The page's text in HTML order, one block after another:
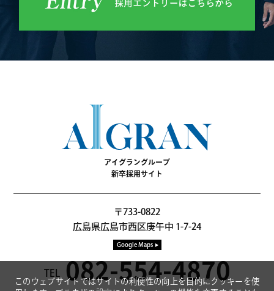
アイグラングループ
新卒採用サイト
〒733-0822
広島県広島市西区庚午中 1-7-24
Google Maps
082-554-4870
このウェブサイトではサイトの利便性の向上を目的にクッキーを使